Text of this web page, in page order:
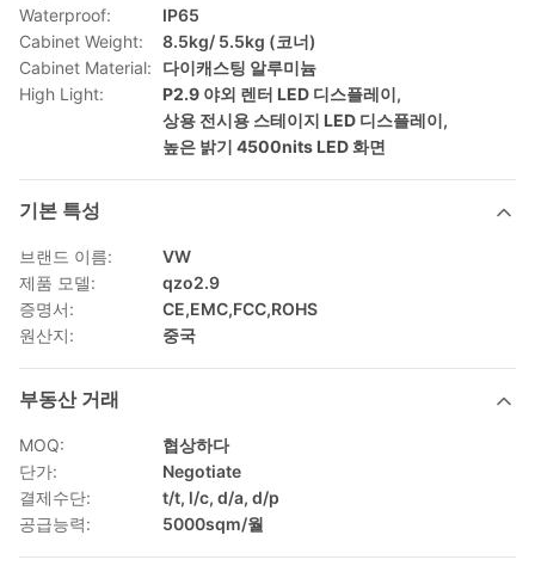
Waterproof:
IP65
Cabinet Weight:
8.5kg/ 5.5kg (코너)
Cabinet Material:
다이캐스팅 알루미늄
High Light:
P2.9 야외 렌터 LED 디스플레이,
상용 전시용 스테이지 LED 디스플레이,
높은 밝기 4500nits LED 화면
기본 특성
브랜드 이름:
VW
제품 모델:
qzo2.9
증명서:
CE,EMC,FCC,ROHS
원산지:
중국
부동산 거래
MOQ:
협상하다
단가:
Negotiate
결제수단:
t/t, l/c, d/a, d/p
공급능력:
5000sqm/월